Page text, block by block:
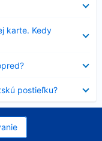
karte. Kedy
postieľku?